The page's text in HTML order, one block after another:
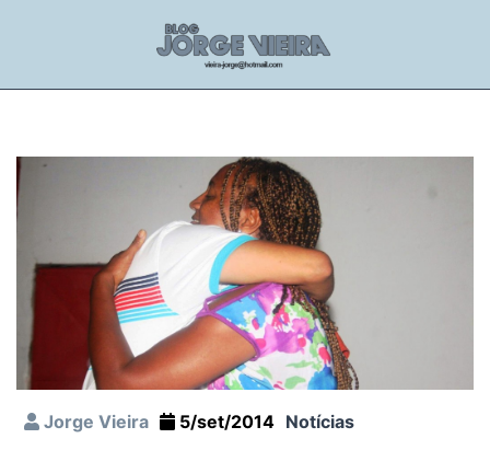
Jorge Vieira 5/set/2014 Notícias